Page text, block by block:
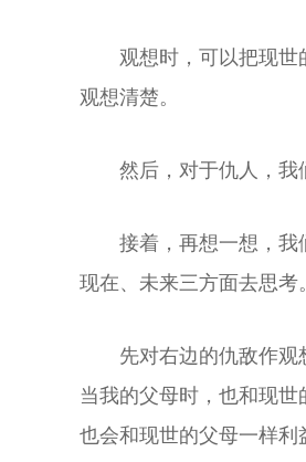
观想时，可以把现
观想清楚。
然后，对于仇人，我
接着，再想一想，我
现在、未来三方面去思考。
先对右边的仇敌作
当我的父母时，也和现
也会和现世的父母一样利